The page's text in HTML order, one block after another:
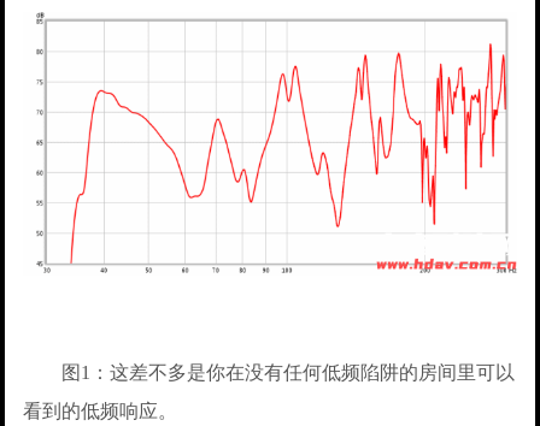
图1：这差不多是你在没有任何低频陷阱的房间里可以
看到的低频响应。